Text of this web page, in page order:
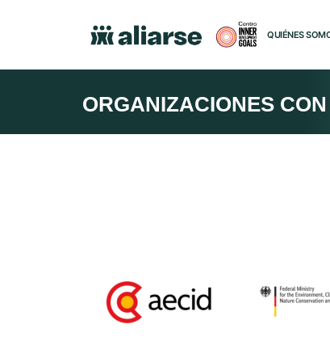
QUIÉNES
ORGANIZACIONES